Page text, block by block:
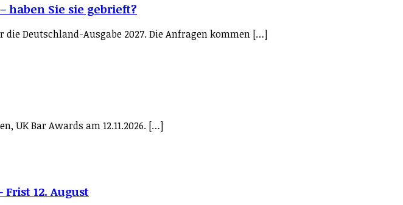
haben Sie sie gebrieft?
die Deutschland-Ausgabe 2027. Die Anfragen kommen […]
UK Bar Awards am 12.11.2026. […]
12. August